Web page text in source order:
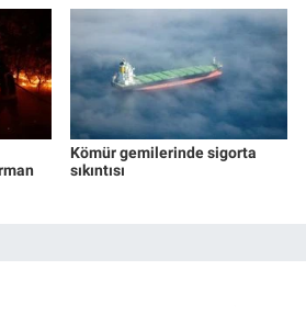
Kömür gemilerinde sigorta
sıkıntısı